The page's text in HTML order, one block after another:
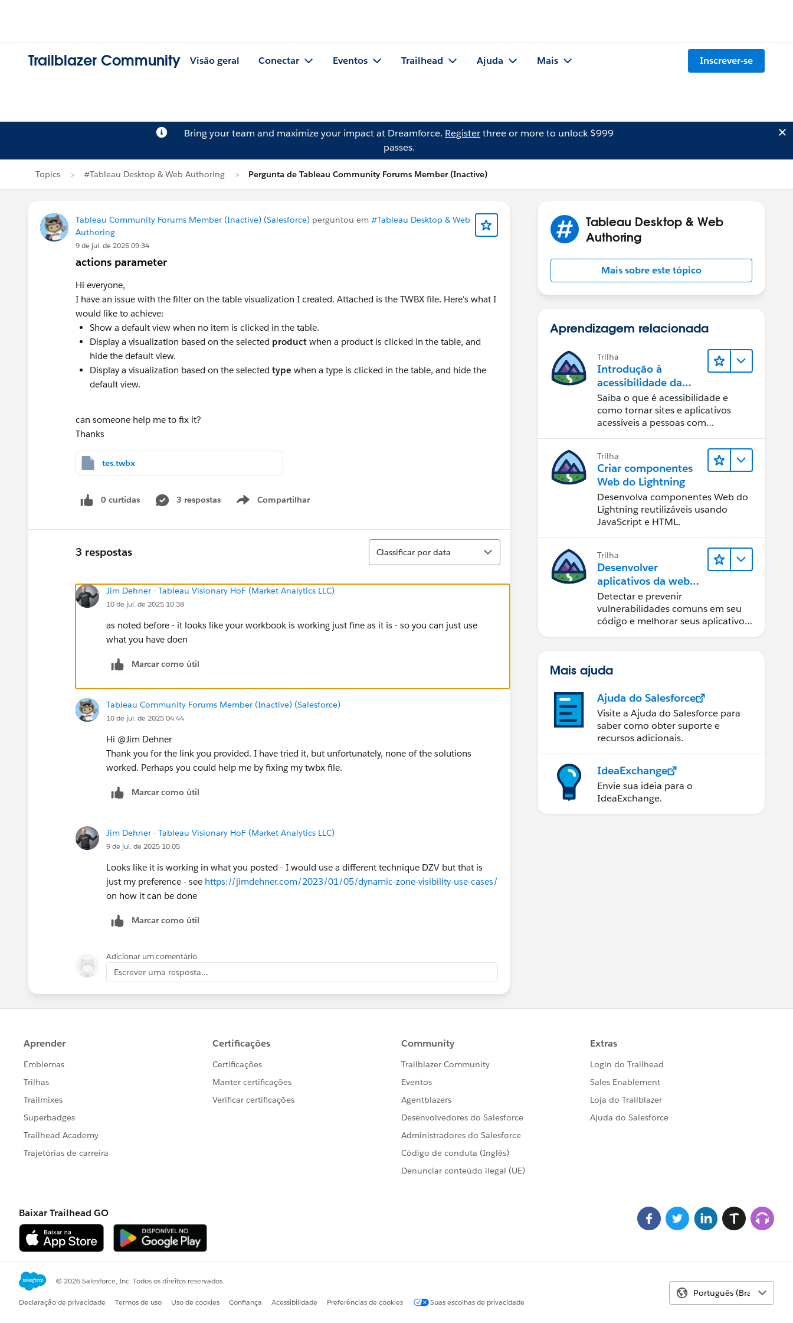
Trailblazer Community Visão geral Conectar Eventos Trailhead Ajuda Mais Inscrever-se
Bring your team and maximize your impact at Dreamforce. Registerthree or more to unlock $999
passes.
Topics #Tableau Desktop & Web Authoring Pergunta de Tableau Community Forums Member (Inactive)
Tableau Community Forums Member (Inactive) (Salesforce) perguntou em #Tableau Desktop & Web
Authoring
9 de jul. de 2025 09:34
actions parameter
Hi everyone,
I have an issue with the filter on the table visualization I created. Attached is the TWBX file. Here's what I
would like to achieve:
Show a default view when no item is clicked in the table.
Display a visualization based on the selected product when a product is clicked in the table, and
hide the default view.
Display a visualization based on the selected type when a type is clicked in the table, and hide the
default view.
can someone help me to fix it?
Thanks
tes.twbx
0 curtidas 3 respostas Compartilhar
Show menu
3 respostas
Classificar
Classificar por data
Jim Dehner - Tableau Visionary HoF (Market Analytics LLC)
10 de jul. de 2025 10:38
as noted before - it looks like your workbook is working just fine as it is - so you can just use
what you have doen
Marcar como útil
Tableau Community Forums Member (Inactive) (Salesforce)
10 de jul. de 2025 04:44
Hi @Jim Dehner​
Thank you for the link you provided. I have tried it, but unfortunately, none of the solutions
worked. Perhaps you could help me by fixing my twbx file.
Marcar como útil
Jim Dehner - Tableau Visionary HoF (Market Analytics LLC)
9 de jul. de 2025 10:05
Looks like it is working in what you posted - I would use a different technique DZV but that is
just my preference - see https://jimdehner.com/2023/01/05/dynamic-zone-visibility-use-cases/
on how it can be done
Marcar como útil
Adicionar um comentário
Escrever uma resposta...
Tableau Desktop & Web
Authoring
Mais sobre este tópico
Aprendizagem relacionada
Trilha
Introdução à
acessibilidade da
Web
Saiba o que é acessibilidade e
como tornar sites e aplicativos
acessíveis a pessoas com
Trilha
Criar componentes
Web do Lightning
Desenvolva componentes Web do
Lightning reutilizáveis usando
JavaScript e HTML.
Trilha
Desenvolver
aplicativos da web
seguros
Detectar e prevenir
vulnerabilidades comuns em seu
código e melhorar seus aplicativos
Mais ajuda
Ajuda do Salesforce
Visite a Ajuda do Salesforce para
saber como obter suporte e
recursos adicionais.
IdeaExchange
Envie sua ideia para o
IdeaExchange.